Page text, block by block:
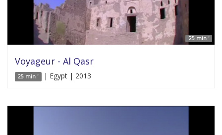
25 min '
Voyageur - Al Qasr
25 min ' | Egypt | 2013